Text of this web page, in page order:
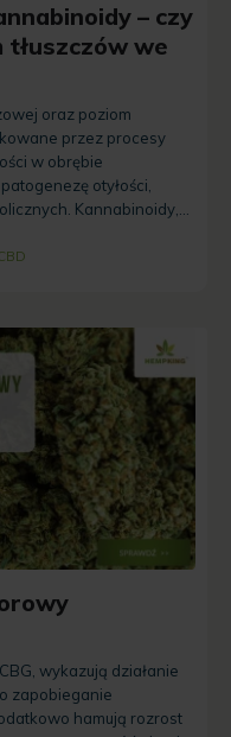
– czy
tłuszczów we
oraz poziom
przez procesy
w obrębie
otyłości,
Kannabinoidy,...
wykazują działanie
zapobieganie
hamują rozrost